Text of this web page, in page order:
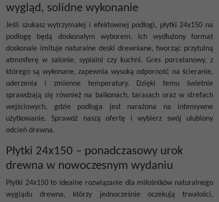
wygląd, solidne wykonanie
Jeśli szukasz wytrzymałej i efektownej podłogi, płytki 24x150 na
podłogę będą doskonałym wyborem. Ich wydłużony format
doskonale imituje naturalne deski drewniane, tworząc przytulną
atmosferę w salonie, sypialni czy kuchni. Gres porcelanowy, z
którego są wykonane, zapewnia wysoką odporność na ścieranie,
uderzenia i zmienne temperatury. Dzięki temu świetnie
sprawdzają się również na balkonach, tarasach oraz w strefach
wejściowych, gdzie podłoga jest narażona na intensywne
użytkowanie. Sprawdź naszą ofertę i wybierz swój ulubiony
odcień drewna.
Płytki 24x150 – ponadczasowy urok
drewna w nowoczesnym wydaniu
Płytki 24x150to idealne rozwiązanie dla miłośników naturalnego
wyglądu drewna, którzy jednocześnie oczekują trwałości,